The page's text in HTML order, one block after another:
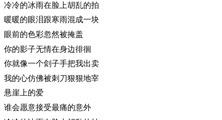
冷冷的冰雨在脸上胡乱的拍
暖暖的眼泪跟寒雨混成一块
眼前的色彩忽然被掩盖
你的影子无情在身边徘徊
你就像一个刽子手把我出卖
我的心仿佛被刺刀狠狠地宰
悬崖上的爱
谁会愿意接受最痛的意外